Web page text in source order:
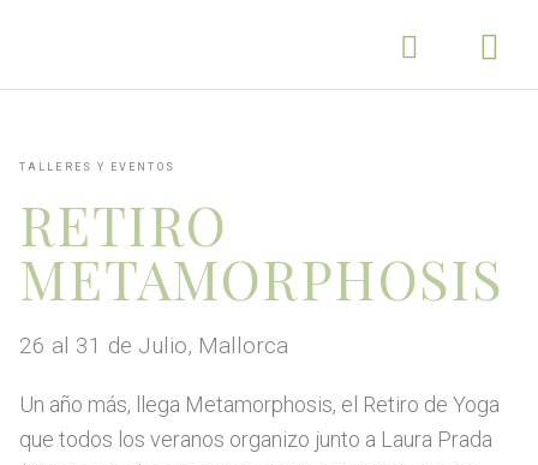
TALLERES Y EVENTOS
RETIRO
METAMORPHOSIS
26 al 31 de Julio, Mallorca
Un año más, llega Metamorphosis, el Retiro de Yoga
que todos los veranos organizo junto a Laura Prada